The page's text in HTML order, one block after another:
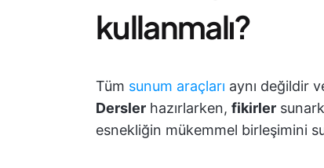
kullanmalı?
Tüm sunum araçları aynı değildir
Dersler hazırlarken, fikirler
esnekliğin mükemmel birleşimini